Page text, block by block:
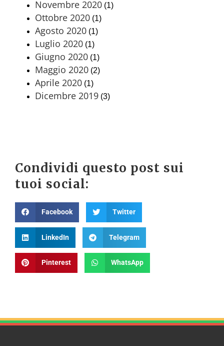
Novembre 2020 (1)
Ottobre 2020 (1)
Agosto 2020 (1)
Luglio 2020 (1)
Giugno 2020 (1)
Maggio 2020 (2)
Aprile 2020 (1)
Dicembre 2019 (3)
Condividi questo post sui
tuoi social:
Facebook Twitter
LinkedIn Telegram
Pinterest WhatsApp